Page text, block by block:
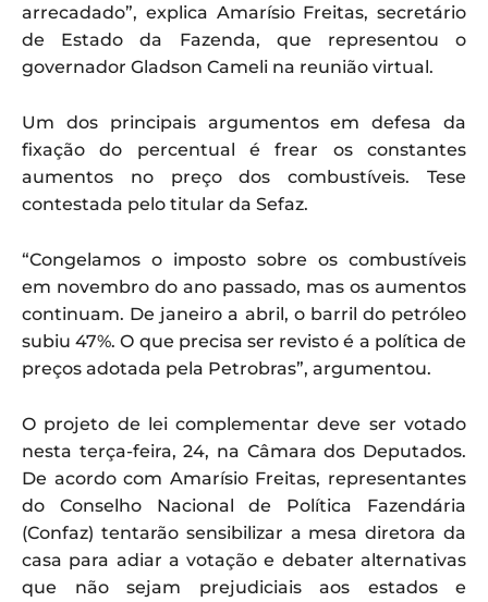
arrecadado”, explica Amarísio Freitas, secretário
de Estado da Fazenda, que representou o
governador Gladson Cameli na reunião virtual.
Um dos principais argumentos em defesa da
fixação do percentual é frear os constantes
aumentos no preço dos combustíveis. Tese
contestada pelo titular da Sefaz.
“Congelamos o imposto sobre os combustíveis
em novembro do ano passado, mas os aumentos
continuam. De janeiro a abril, o barril do petróleo
subiu 47%. O que precisa ser revisto é a política de
preços adotada pela Petrobras”, argumentou.
O projeto de lei complementar deve ser votado
nesta terça-feira, 24, na Câmara dos Deputados.
De acordo com Amarísio Freitas, representantes
do Conselho Nacional de Política Fazendária
(Confaz) tentarão sensibilizar a mesa diretora da
casa para adiar a votação e debater alternativas
que não sejam prejudiciais aos estados e